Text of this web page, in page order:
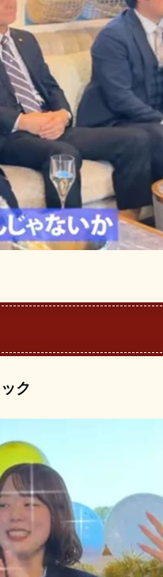
ク